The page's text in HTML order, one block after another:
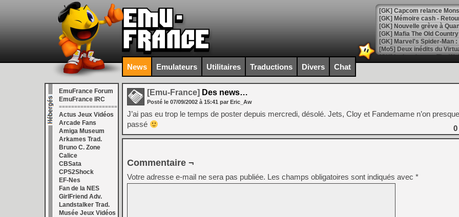
[GK] Capcom relance
[Mo5] Deux inédits du
[GK] Le beat'em up The
[GK] Endless Legend 2 :
[LS] [PS5] Le WebKit
[GK] Oubliez Crazy Taxi,
[LS] [Switch] NSZ 5.0.0
[GK] No More Room in
[GK] Un chatbot Atelier
[GK] Mémoire cash -
[GK] Nvidia : le prix des
[GK] Suikoden Star Leap
News Emulateurs Utilitaires Traductions Divers Chat
EmuFrance Forum
EmuFrance IRC
===================
Actus Jeux Vidéos
Arcade Fans
Amiga Museum
Arkames Trad.
Bruno C. Zone
Calice
CBSata
CPS2Shock
EF-Nes
Fan de la NES
GirlFriend Adv.
Landstalker Trad.
Musée Jeux Vidéos
[Emu-France] Des news…
Posté le 07/09/2002 à 15:41 par Eric_Aw
J’ai pas eu trop le temps de poster depuis mercredi, désolé. Jets, Cloy et Fandemame n’on
passé
0
Commentaire ¬
Votre adresse e-mail ne sera pas publiée. Les champs obligatoires sont indiqués avec *